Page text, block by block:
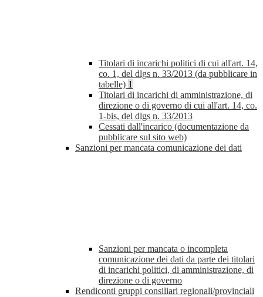
Titolari di incarichi politici di cui all'art. 14,
co. 1, del dlgs n. 33/2013 (da pubblicare in
tabelle) 1
Titolari di incarichi di amministrazione, di
direzione o di governo di cui all'art. 14, co.
1-bis, del dlgs n. 33/2013
Cessati dall'incarico (documentazione da
pubblicare sul sito web)
Sanzioni per mancata comunicazione dei dati
Sanzioni per mancata o incompleta
comunicazione dei dati da parte dei titolari
di incarichi politici, di amministrazione, di
direzione o di governo
Rendiconti gruppi consiliari regionali/provinciali